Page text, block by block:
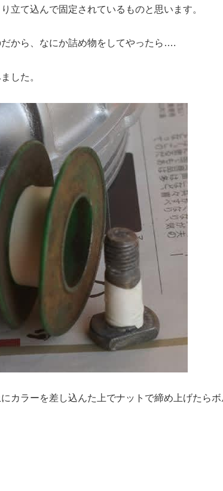
立て込んで固定されているものと思います。
から、なにか詰め物をしてやったら….
した。
カラーを差し込んた上でナットで締め上げたら